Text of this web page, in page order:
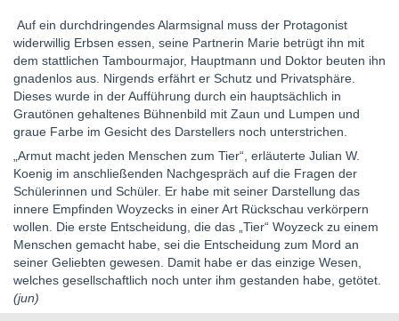
Auf ein durchdringendes Alarmsignal muss der Protagonist
widerwillig Erbsen essen, seine Partnerin Marie betrügt ihn mit
dem stattlichen Tambourmajor, Hauptmann und Doktor beuten ihn
gnadenlos aus. Nirgends erfährt er Schutz und Privatsphäre.
Dieses wurde in der Aufführung durch ein hauptsächlich in
Grautönen gehaltenes Bühnenbild mit Zaun und Lumpen und
graue Farbe im Gesicht des Darstellers noch unterstrichen.
„Armut macht jeden Menschen zum Tier“, erläuterte Julian W.
Koenig im anschließenden Nachgespräch auf die Fragen der
Schülerinnen und Schüler. Er habe mit seiner Darstellung das
innere Empfinden Woyzecks in einer Art Rückschau verkörpern
wollen. Die erste Entscheidung, die das „Tier“ Woyzeck zu einem
Menschen gemacht habe, sei die Entscheidung zum Mord an
seiner Geliebten gewesen. Damit habe er das einzige Wesen,
welches gesellschaftlich noch unter ihm gestanden habe, getötet.
(jun)